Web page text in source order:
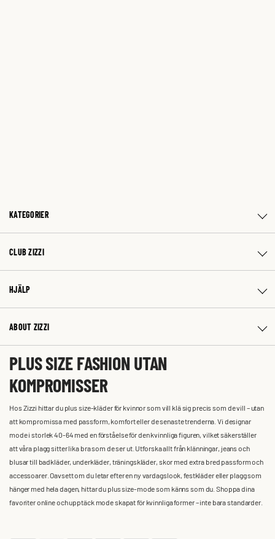
KATEGORIER
CLUB ZIZZI
HJÄLP
ABOUT ZIZZI
PLUS SIZE FASHION UTAN
KOMPROMISSER
Hos Zizzi hittar du plus size-kläder för kvinnor som vill klä sig precis som de vill – utan
att kompromissa med passform, komfort eller de senaste trenderna. Vi designar
mode i storlek 40-64 med en förståelse för den kvinnliga figuren, vilket säkerställer
att våra plagg sitter lika bra som de ser ut. Utforska allt från klänningar, jeans och
blusar till badkläder, underkläder, träningskläder, skor med extra bred passform och
accessoarer. Oavsett om du letar efter en ny vardagslook, festkläder eller plagg som
hänger med hela dagen, hittar du plus size-mode som känns som du. Shoppa dina
favoriter online och upptäck mode skapat för kvinnliga former – inte bara standarder.